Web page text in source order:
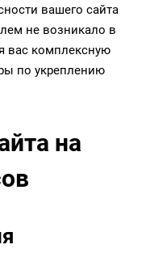
вашего сайта
не возникало в
вас комплексную
по укреплению
на